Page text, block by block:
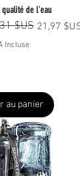
qualité de l'eau
$US 21,97 $US
Incluse
au panier